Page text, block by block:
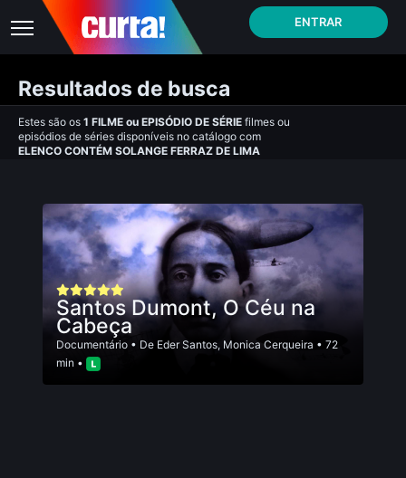
ENTRAR
Resultados de busca
Estes são os 1 FILME ou EPISÓDIO DE SÉRIE filmes ou
episódios de séries disponíveis no catálogo com
ELENCO CONTÉM SOLANGE FERRAZ DE LIMA
Santos Dumont, O Céu na
Cabeça
Documentário • De Eder Santos, Monica Cerqueira • 72
min •